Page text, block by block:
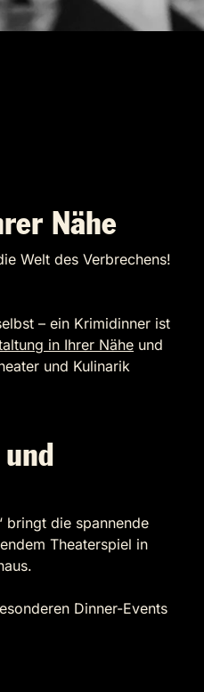
Nähe
Welt des Verbrechens!
– ein Krimidinner ist
in Ihrer Nähe und
und Kulinarik
bringt die spannende
Theaterspiel in
Dinner-Events